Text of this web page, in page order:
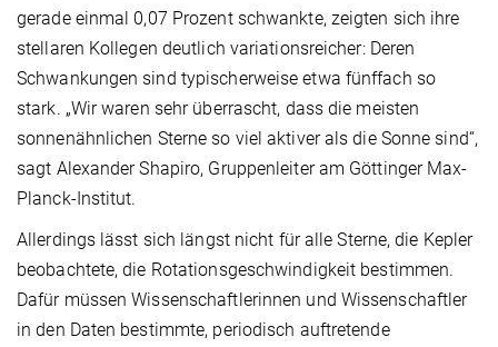
gerade einmal 0,07 Prozent schwankte, zeigten sich ihre
stellaren Kollegen deutlich variationsreicher: Deren
Schwankungen sind typischerweise etwa fünffach so
stark. „Wir waren sehr überrascht, dass die meisten
sonnenähnlichen Sterne so viel aktiver als die Sonne sind“,
sagt Alexander Shapiro, Gruppenleiter am Göttinger Max-
Planck-Institut.
Allerdings lässt sich längst nicht für alle Sterne, die Kepler
beobachtete, die Rotationsgeschwindigkeit bestimmen.
Dafür müssen Wissenschaftlerinnen und Wissenschaftler
in den Daten bestimmte, periodisch auftretende